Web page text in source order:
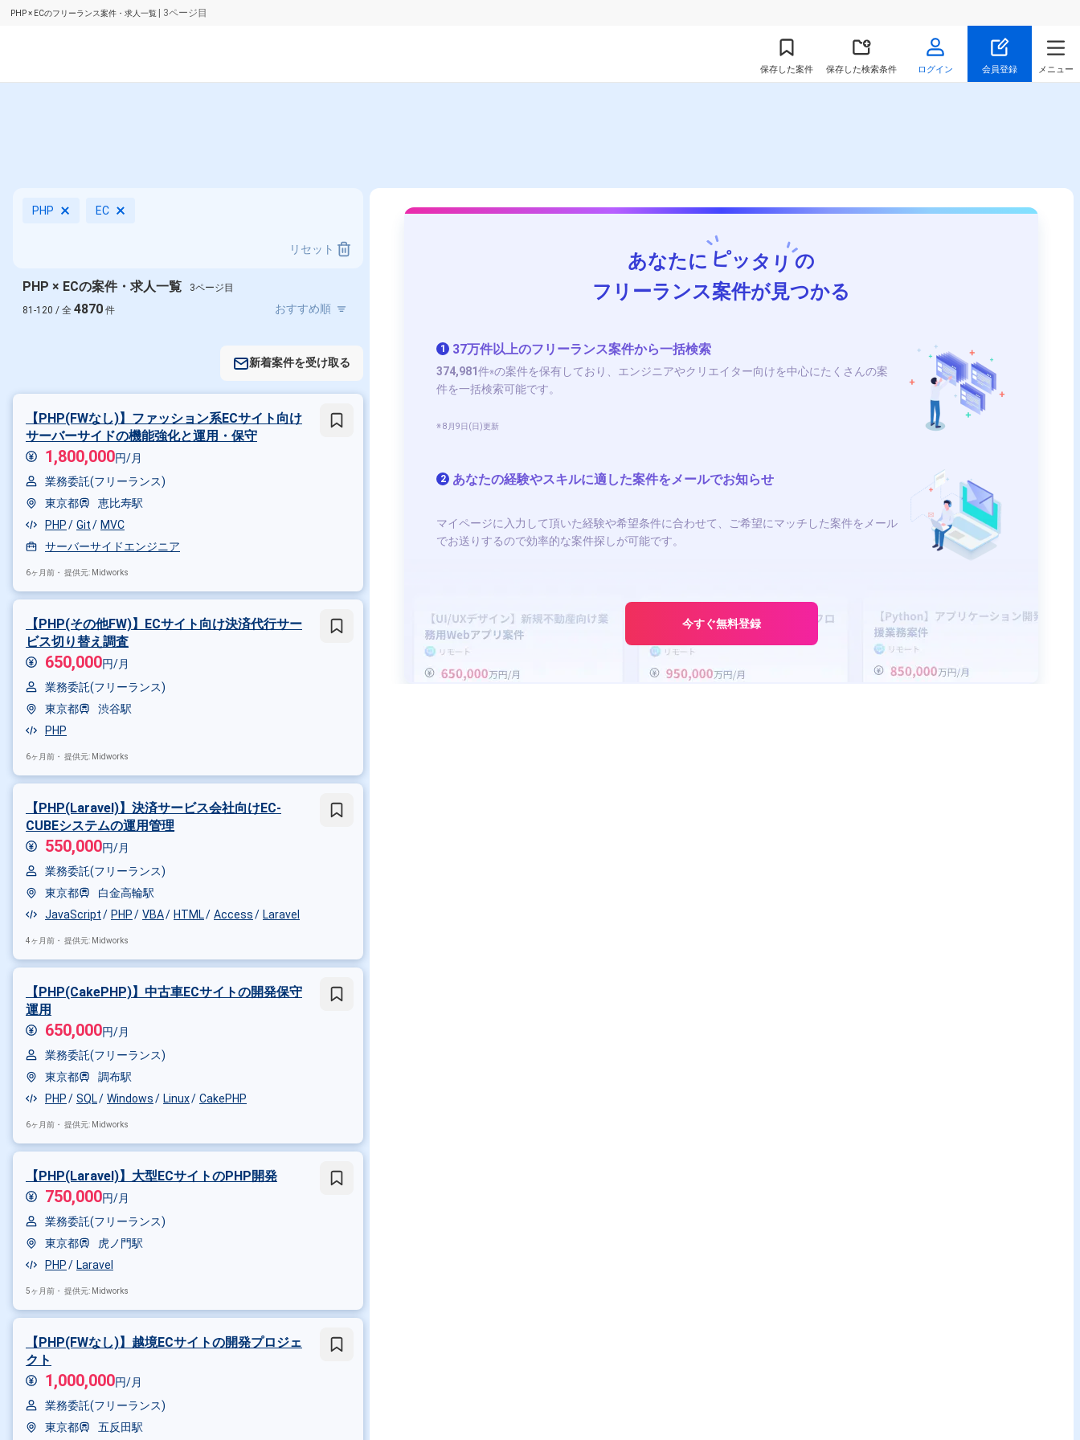
PHP × ECのフリーランス案件・求人一覧 | 3ページ目
保存した案件 保存した検索条件 ログイン 会員登録 メニュー
PHP EC
リセット
PHP × ECの案件・求人一覧
3ページ目
81-120 / 全 4870 件
新着案件を受け取る
【PHP(FWなし)】ファッション系ECサイト向け
サーバーサイドの機能強化と運用・保守
1,800,000円/月
業務委託(フリーランス)
東京都
恵比寿駅
PHP
Git
MVC
サーバーサイドエンジニア
6ヶ月前・ 提供元: Midworks
【PHP(その他FW)】ECサイト向け決済代行サー
ビス切り替え調査
650,000円/月
業務委託(フリーランス)
東京都
渋谷駅
PHP
6ヶ月前・ 提供元: Midworks
【PHP(Laravel)】決済サービス会社向けEC-
CUBEシステムの運用管理
550,000円/月
業務委託(フリーランス)
東京都
白金高輪駅
JavaScript
PHP VBA HTML Access Laravel
4ヶ月前・ 提供元: Midworks
【PHP(CakePHP)】中古車ECサイトの開発保守
運用
650,000円/月
業務委託(フリーランス)
東京都
調布駅
PHP
SQL Windows Linux CakePHP
6ヶ月前・ 提供元: Midworks
【PHP(Laravel)】大型ECサイトのPHP開発
750,000円/月
業務委託(フリーランス)
東京都
虎ノ門駅
PHP
Laravel
5ヶ月前・ 提供元: Midworks
【PHP(FWなし)】越境ECサイトの開発プロジェ
クト
1,000,000円/月
業務委託(フリーランス)
東京都
五反田駅
あなたに ピッタリの
フリーランス案件が見つかる
1 37万件以上のフリーランス案件から一括検索
374,981件※の案件を保有しており、エンジニアやクリエイター向けを中心にたくさんの案
件を一括検索可能です。
※ 8月9日(日)更新
2 あなたの経験やスキルに適した案件をメールでお知らせ
マイページに入力して頂いた経験や希望条件に合わせて、ご希望にマッチした案件をメール
でお送りするので効率的な案件探しが可能です。
今すぐ無料登録